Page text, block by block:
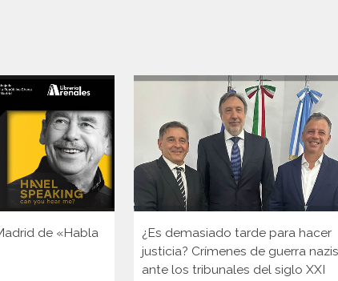
de «Habla
¿Es demasiado tarde para hacer
justicia? Crímenes de guerra nazis
ante los tribunales del siglo XXI